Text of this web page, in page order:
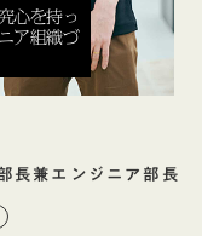
心を持っ
ア組織づ
長兼エンジニア部長